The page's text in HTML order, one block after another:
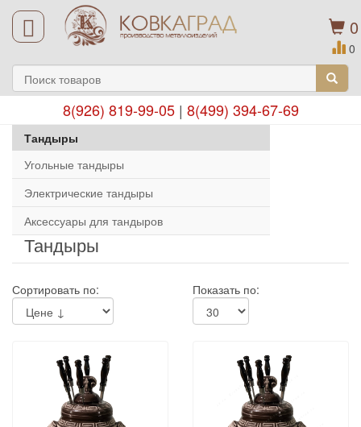
0
0
8(926) 819-99-05| 8(499) 394-67-69
Тандыры
Угольные тандыры
Электрические тандыры
Аксессуары для тандыров
Тандыры
Сортировать по: Показать по: